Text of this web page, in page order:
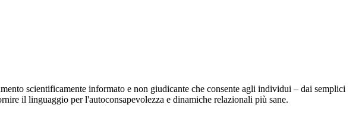
scientificamente informato e non giudicante che consente agli individui – dai semplici
il linguaggio per l'autoconsapevolezza e dinamiche relazionali più sane.